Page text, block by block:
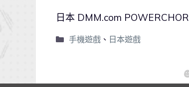
日本 DMM.com POWERCHOR
手機遊戲、 日本遊戲